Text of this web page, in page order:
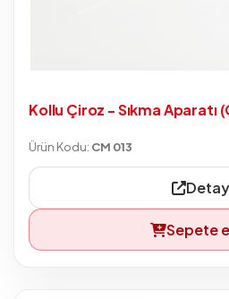
Kollu Çiroz - Sıkma Aparatı
Ürün Kodu: CM 013
Detay
Sepete